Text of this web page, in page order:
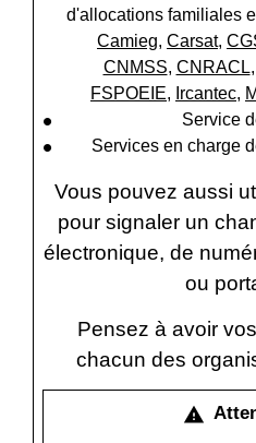
d'allocations familiales
Camieg, Carsat,
CNMSS, CNRACL,
FSPOEIE, Ircantec,
Service
Services en charge
Vous pouvez aussi
pour signaler un
électronique, de
ou
Pensez à avoir
chacun des
warning